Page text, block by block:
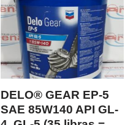
DELO® GEAR EP-5
SAE 85W140 API GL-